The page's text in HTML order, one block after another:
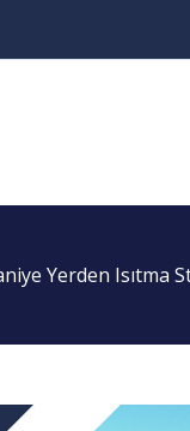
Yerden Isıtma